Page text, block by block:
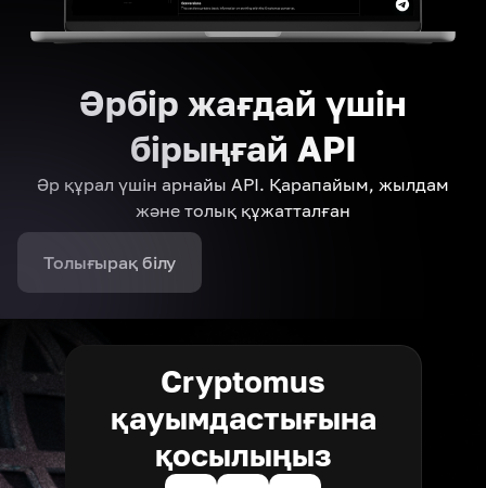
Әрбір жағдай үшін
бірыңғай API
Әр құрал үшін арнайы API. Қарапайым, жылдам
және толық құжатталған
Толығырақ білу
Cryptomus
қауымдастығына
қосылыңыз